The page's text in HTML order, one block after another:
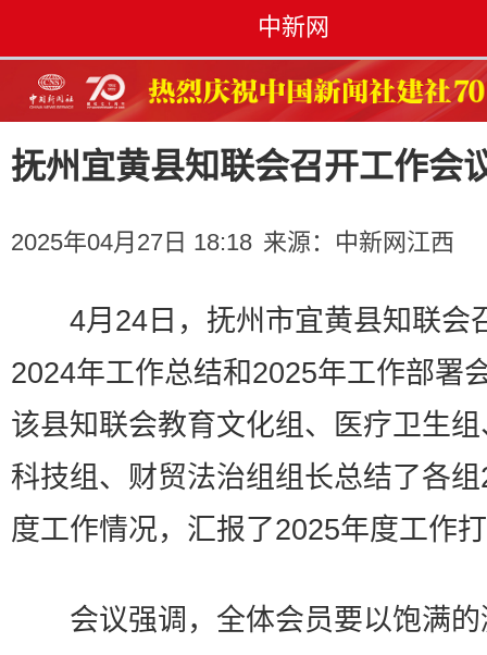
中新网
抚州宜黄县知联会召开工作会
2025年04月27日 18:18 来源： 中新网江西
4月24日，抚州市宜黄县知联会
2024年工作总结和2025年工作部署
该县知联会教育文化组、医疗卫生
科技组、财贸法治组组长总结了各
度工作情况，汇报了2025年度工作
会议强调，全体会员要以饱满的